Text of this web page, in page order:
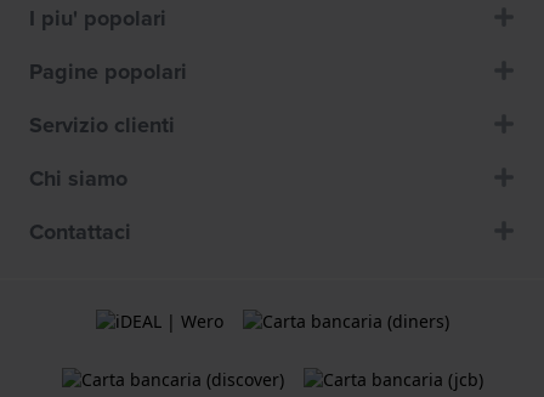
I piu' popolari
Pagine popolari
Servizio clienti
Chi siamo
Contattaci